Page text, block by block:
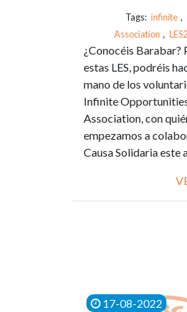
Tags: infinite ,
Association ,
¿Conocéis Barabar?
estas LES, podréis
mano de los
Infinite
Association, con
empezamos a
Causa Solidaria este
17-08-2022